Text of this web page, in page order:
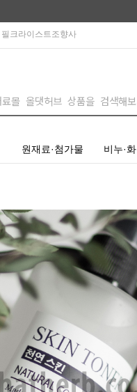
필크라이스트조향사
원재료·첨가물 비누·